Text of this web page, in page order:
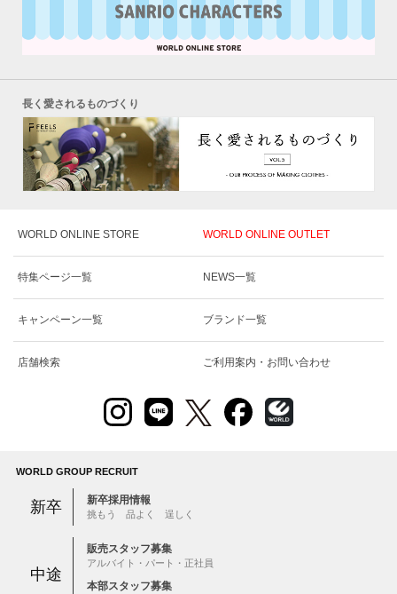
長く愛されるものづくり
WORLD ONLINE STORE WORLD ONLINE OUTLET
特集ページ一覧 NEWS一覧
キャンペーン一覧 ブランド一覧
店舗検索 ご利用案内・お問い合わせ
WORLD GROUP RECRUIT
新卒 新卒採用情報
挑もう 品よく 逞しく
中途
販売スタッフ募集
アルバイト・パート・正社員
本部スタッフ募集